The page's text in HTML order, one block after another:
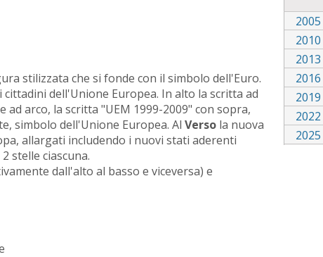
stilizzata che si fonde con il simbolo dell'Euro.
dell'Unione Europea. In alto la scritta ad
ad arco, la scritta "UEM 1999-2009" con sopra,
simbolo dell'Unione Europea. Al Verso la nuova
allargati includendo i nuovi stati aderenti
stelle ciascuna.
dall'alto al basso e viceversa) e
2005
2010
2013
2016
2019
2022
2025